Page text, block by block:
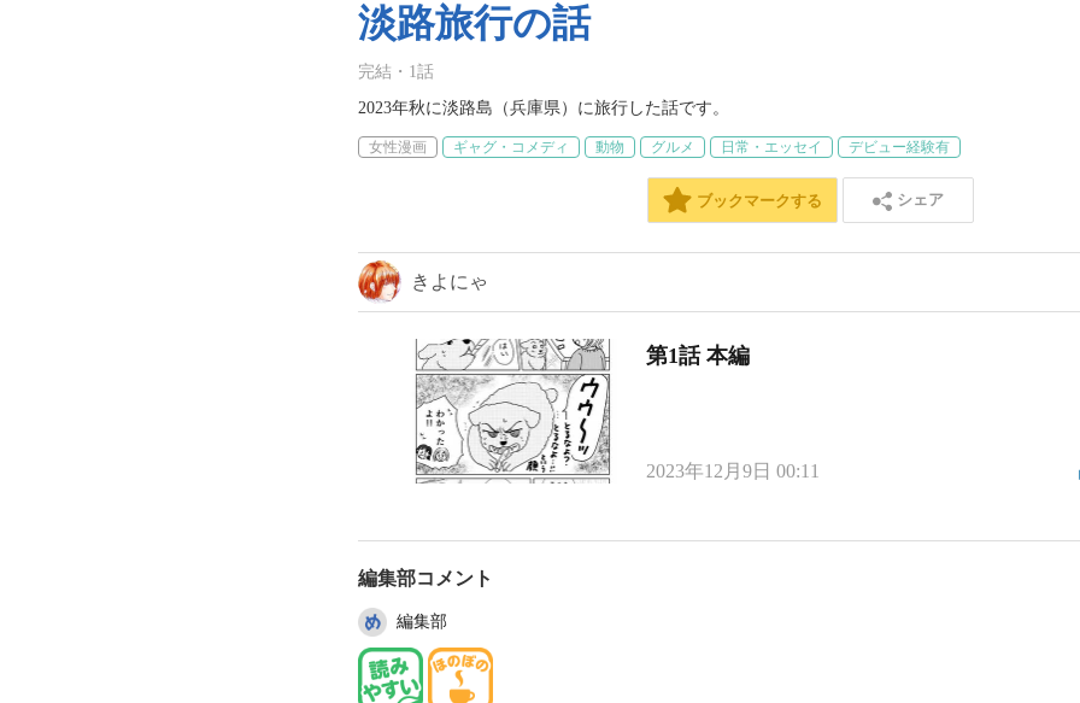
淡路旅行の話
完結 ・ 1話
2023年秋に淡路島（兵庫県）に旅行した話です。
女性漫画 ギャグ・コメディ 動物 グルメ 日常・エッセイ デビュー経験有
ブックマークする シェア
きよにゃ
第1話 本編
2023年12月9日 00:11
編集部コメント
編集部